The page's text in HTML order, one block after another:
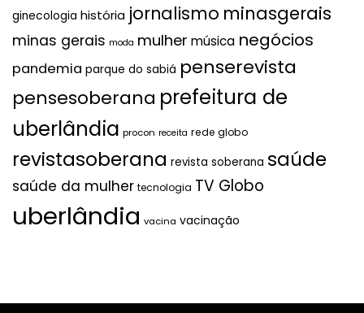
ginecologia história jornalismo minasgerais
minas gerais moda mulher música negócios
pandemia parque do sabiá penserevista
pensesoberana prefeitura de
uberlândia procon receita rede globo
revistasoberana revista soberana saúde
saúde da mulher tecnologia TV Globo
uberlândia vacina vacinação